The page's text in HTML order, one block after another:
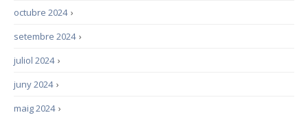
›
octubre 2024
›
setembre 2024
›
juliol 2024
›
juny 2024
›
maig 2024